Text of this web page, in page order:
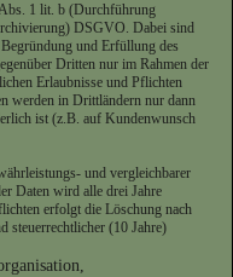
1 lit. b (Durchführung
DSGVO. Dabei sind
und Erfüllung des
Dritten nur im Rahmen der
Erlaubnisse und Pflichten
werden in Drittländern nur dann
ist (z.B. auf Kundenwunsch
und vergleichbarer
Daten wird alle drei Jahre
erfolgt die Löschung nach
steuerrechtlicher (10 Jahre)